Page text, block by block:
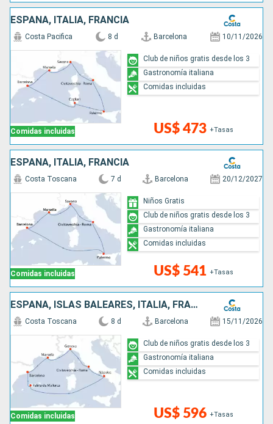
ESPAÑA, ITALIA, FRANCIA
Comidas incluidas
Costa Pacifica 8 d Barcelona 10/11/2026
US$ 473 +Tasas
Club de niños gratis desde los 3
Gastronomía italiana
Comidas incluidas
ESPAÑA, ITALIA, FRANCIA
Comidas incluidas
Costa Toscana 7 d Barcelona 20/12/2027
US$ 541 +Tasas
Niños Gratis
Club de niños gratis desde los 3
Gastronomía italiana
Comidas incluidas
ESPAÑA, ISLAS BALEARES, ITALIA, FRANCIA
Comidas incluidas
Costa Toscana 8 d Barcelona 15/11/2026
US$ 596 +Tasas
Club de niños gratis desde los 3
Gastronomía italiana
Comidas incluidas